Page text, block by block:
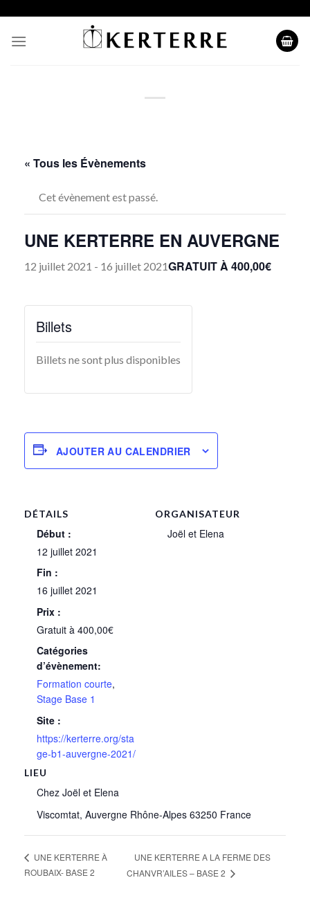
content
« Tous les Évènements
Cet évènement est passé.
UNE KERTERRE EN AUVERGNE
12 juillet 2021 - 16 juillet 2021GRATUIT À 400,00€
Billets
Billets ne sont plus disponibles
AJOUTER AU CALENDRIER
DÉTAILS
Début :
12 juillet 2021
Fin :
16 juillet 2021
Prix :
Gratuit à 400,00€
Catégories
d’évènement:
Formation courte,
Stage Base 1
Site :
https://kerterre.org/sta
ge-b1-auvergne-2021/
LIEU
Chez Joël et Elena
Viscomtat, Auvergne Rhône-Alpes 63250 France
ORGANISATEUR
Joël et Elena
UNE KERTERRE À
ROUBAIX- BASE 2
UNE KERTERRE A LA FERME DES
CHANVR’AILES – BASE 2